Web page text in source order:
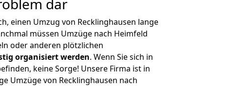
dar
einen Umzug von Recklinghausen lange
müssen Umzüge nach Heimfeld
oder anderen plötzlichen
organisiert werden. Wenn Sie sich in
keine Sorge! Unsere Firma ist in
Umzüge von Recklinghausen nach